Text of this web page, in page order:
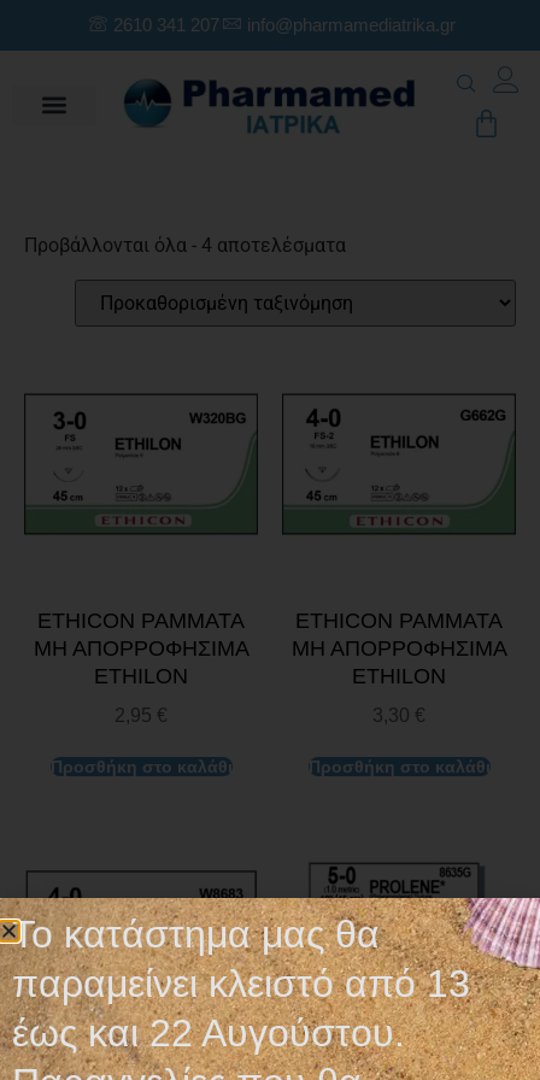
2610 341 207 info@pharmamediatrika.gr
Προβάλλονται όλα - 4 αποτελέσματα
ETHICON ΡΑΜΜΑΤΑ
ΜΗ ΑΠΟΡΡΟΦΗΣΙΜΑ
ETHILON
2,95 €
Προσθήκη στο καλάθι
ETHICON ΡΑΜΜΑΤΑ
ΜΗ ΑΠΟΡΡΟΦΗΣΙΜΑ
ETHILON
3,30 €
Προσθήκη στο καλάθι
Το κατάστημα μας θα
παραμείνει κλειστό από 13
έως και 22 Αυγούστου.